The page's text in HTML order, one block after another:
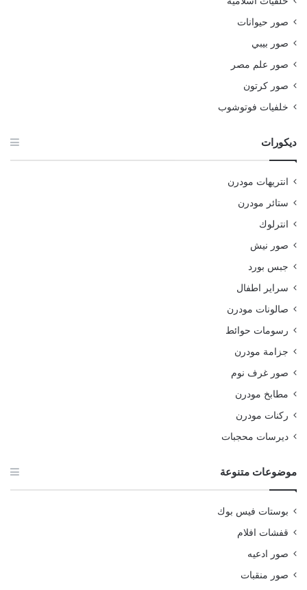
صور حيوانات
صور بيبي
صور علم مصر
صور كرتون
خلفيات فوتوشوب
ديكورات
انتريهات مودرن
ستائر مودرن
انترلوك
صور نيش
جبس بورد
سراير اطفال
صالونات مودرن
رسومات حوائط
جزامة مودرن
صور غرف نوم
مطابخ مودرن
ركنات مودرن
ديرسات محجبات
موضوعات متنوعة
بوستات فيس بوك
قفشات افلام
صور ادعيه
صور منقبات